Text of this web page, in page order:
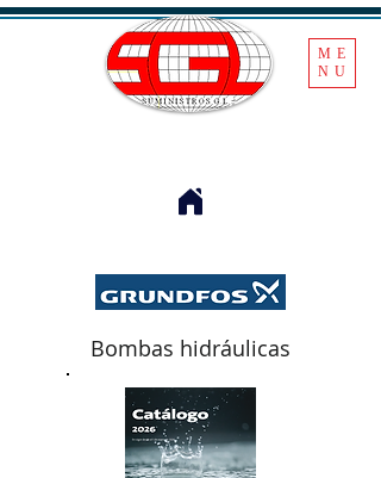
ME
NU
Bombas hidráulicas